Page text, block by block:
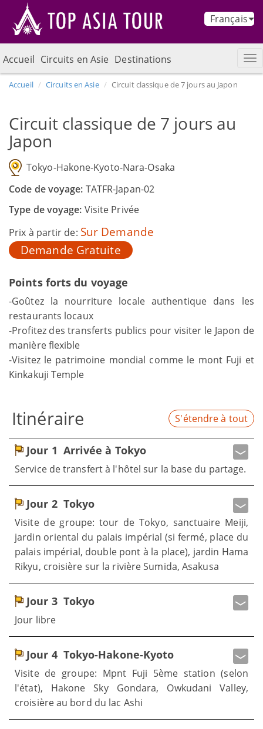
Français
Accueil Circuits en Asie Destinations
Accueil Circuits en Asie Circuit classique de 7 jours au Japon
Circuit classique de 7 jours au
Japon
Tokyo-Hakone-Kyoto-Nara-Osaka
Code de voyage: TATFR-Japan-02
Type de voyage: Visite Privée
Prix à partir de: Sur Demande
Demande Gratuite
Points forts du voyage
-Goûtez la nourriture locale authentique dans les
restaurants locaux
-Profitez des transferts publics pour visiter le Japon de
manière flexible
-Visitez le patrimoine mondial comme le mont Fuji et
Kinkakuji Temple
Itinéraire S'étendre à tout
Jour 1 Arrivée à Tokyo
Service de transfert à l'hôtel sur la base du partage.
Jour 2 Tokyo
Visite de groupe: tour de Tokyo, sanctuaire Meiji,
jardin oriental du palais impérial (si fermé, place du
palais impérial, double pont à la place), jardin Hama
Rikyu, croisière sur la rivière Sumida, Asakusa
Jour 3 Tokyo
Jour libre
Jour 4 Tokyo-Hakone-Kyoto
Visite de groupe: Mpnt Fuji 5ème station (selon
l'état), Hakone Sky Gondara, Owkudani Valley,
croisière au bord du lac Ashi